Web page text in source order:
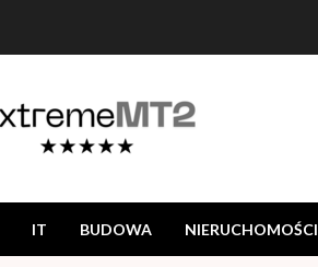
IT BUDOWA NIERUCHOMOŚCI